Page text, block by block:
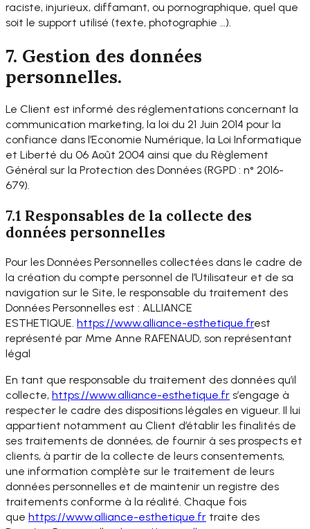
raciste, injurieux, diffamant, ou pornographique, quel que
soit le support utilisé (texte, photographie …).
7. Gestion des données
personnelles.
Le Client est informé des réglementations concernant la
communication marketing, la loi du 21 Juin 2014 pour la
confiance dans l’Economie Numérique, la Loi Informatique
et Liberté du 06 Août 2004 ainsi que du Règlement
Général sur la Protection des Données (RGPD : n° 2016-
679).
7.1 Responsables de la collecte des
données personnelles
Pour les Données Personnelles collectées dans le cadre de
la création du compte personnel de l’Utilisateur et de sa
navigation sur le Site, le responsable du traitement des
Données Personnelles est : ALLIANCE
ESTHETIQUE. https://www.alliance-esthetique.frest
représenté par Mme Anne RAFENAUD, son représentant
légal
En tant que responsable du traitement des données qu’il
collecte, https://www.alliance-esthetique.fr s’engage à
respecter le cadre des dispositions légales en vigueur. Il lui
appartient notamment au Client d’établir les finalités de
ses traitements de données, de fournir à ses prospects et
clients, à partir de la collecte de leurs consentements,
une information complète sur le traitement de leurs
données personnelles et de maintenir un registre des
traitements conforme à la réalité. Chaque fois
que https://www.alliance-esthetique.fr traite des